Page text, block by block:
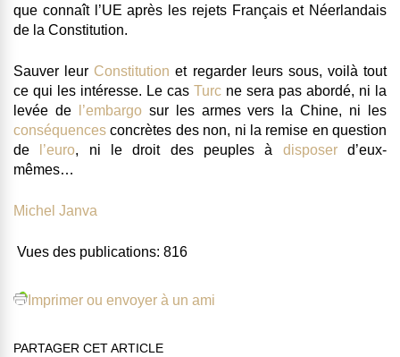
que connaît l’UE après les rejets Français et Néerlandais
de la Constitution.
Sauver leur Constitution et regarder leurs sous, voilà tout
ce qui les intéresse. Le cas Turc ne sera pas abordé, ni la
levée de
l’embargosur les armes vers la Chine, ni les
conséquences concrètes des non, ni la remise en question
de
l’euro, ni le droit des peuples à disposerd’eux-
mêmes…
Michel Janva
Vues des publications: 816
Imprimer ou envoyer à un ami
PARTAGER CET ARTICLE